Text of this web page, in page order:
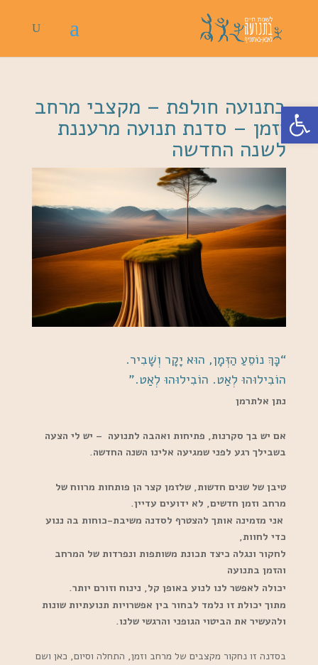
פתח סרגל נגישות
בתנועה חולפת – מקצבי מרחב
וזמן – סדנת תנועה מרעננת
לשנה החדשה
“כָּךְ נוֹסֵעַ הַזְּמָן, הוּא יָקָר וְשָׁבִיר.
הוֹבִילוּהוּ לְאַט. הוֹבִילוּהוּ לְאַט.”
נתן אלתרמן
אם יש בך סקרנות, פתיחות ואהבה לתנועה – יש לי הצעה
בשבילך רגע לפני שמגיעה אלינו השנה החדשה.
טיבן של שנים חדשות, שלזמן קצר הן פותחות מרווח של
מרחב וזמן חדשים, לא ידועים עדיין.
אני מזמינה אותך להצטרף לסדנה משיבת-כוחות בה ננוע
כדי לחוות,
לחקור ונגלה כיצד תכונת משותפות ונפרדות של המרחב
והזמן בתנועה
יכולה לאפשר לנו לנוע באופן קל, נינוח וזורם יותר.
מתוך יכולת זו נלמד לבחור בין אפשרויות תנועתיות שונות
ולהעשיר את הביטוי הגופני והרגשי שלנו.
בסדנה זו נחקור מקצבים של מרחב וזמן, התחלה וסיום, כאן ושם